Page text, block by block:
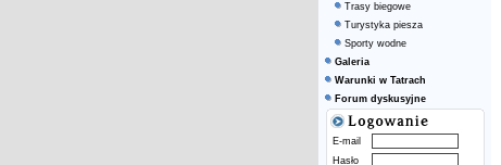
Trasy biegowe
Turystyka piesza
Sporty wodne
Galeria
Warunki w Tatrach
Forum dyskusyjne
E-mail
Hasło